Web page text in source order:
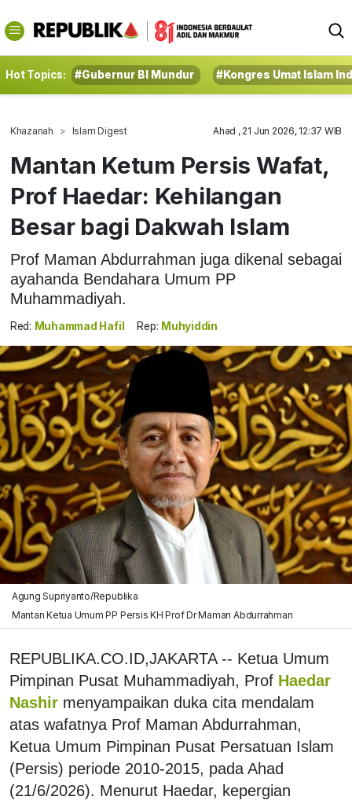
Hot Topics: #Gubernur BI Mundur #Kongres Umat Islam
Khazanah Islam Digest Ahad , 21 Jun 2026, 12:37 WIB
Mantan Ketum Persis Wafat,
Prof Haedar: Kehilangan
Besar bagi Dakwah Islam
Prof Maman Abdurrahman juga dikenal sebagai
ayahanda Bendahara Umum PP
Muhammadiyah.
Red: Muhammad Hafil Rep: Muhyiddin
Agung Supriyanto/Republika
Mantan Ketua Umum PP Persis KH Prof Dr Maman Abdurrahman
REPUBLIKA.CO.ID,JAKARTA -- Ketua Umum
Pimpinan Pusat Muhammadiyah, Prof Haedar
Nashir menyampaikan duka cita mendalam
atas wafatnya Prof Maman Abdurrahman,
Ketua Umum Pimpinan Pusat Persatuan Islam
(Persis) periode 2010-2015, pada Ahad
(21/6/2026). Menurut Haedar, kepergian